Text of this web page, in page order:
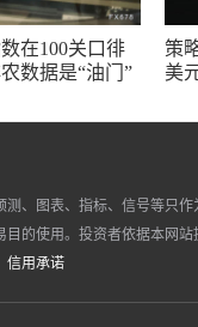
在100关口徘
数据是“油门”
策
美
涨
、图表、指标、信号等只
的使用。投资者依据本网
信用承诺